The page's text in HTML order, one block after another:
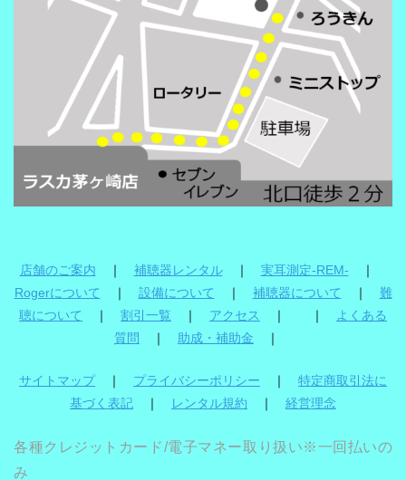
店舗のご案内 ｜ 補聴器レンタル｜ 実耳測定-REM- ｜
Rogerについて ｜ 設備について ｜ 補聴器について ｜ 難
聴について
｜ 割引一覧 ｜ アクセス ｜ ｜
よくある
質問
｜ 助成・補助金 ｜
サイトマップ｜ プライバシーポリシー ｜ 特定商取引法に
基づく表記 ｜ レンタル規約 ｜ 経営理念
各種クレジットカード/電子マネー取り扱い※一回払いの
み